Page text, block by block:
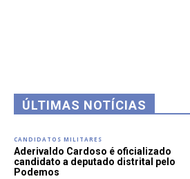
ÚLTIMAS NOTÍCIAS
CANDIDATOS MILITARES
Aderivaldo Cardoso é oficializado
candidato a deputado distrital pelo
Podemos